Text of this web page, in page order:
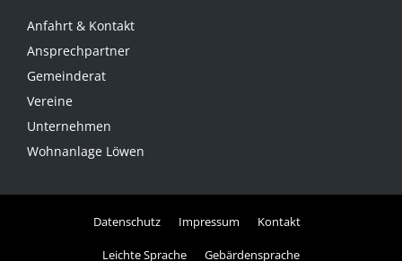
Anfahrt & Kontakt
Ansprechpartner
Gemeinderat
Vereine
Unternehmen
Wohnanlage Löwen
Datenschutz Impressum Kontakt
Leichte Sprache Gebärdensprache